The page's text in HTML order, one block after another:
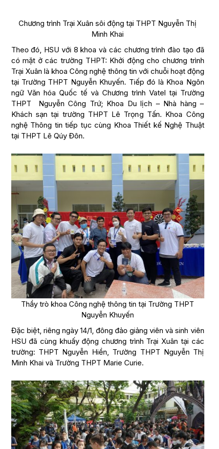
Chương trình Trại Xuân sôi động tại THPT Nguyễn Thị
Minh Khai
Theo đó, HSU với 8 khoa và các chương trình đào tạo đã
có mặt ở các trường THPT: Khởi động cho chương trình
Trại Xuân là khoa Công nghệ thông tin với chuỗi hoạt động
tại Trường THPT Nguyễn Khuyến. Tiếp đó là Khoa Ngôn
ngữ Văn hóa Quốc tế và Chương trình Vatel tại Trường
THPT Nguyễn Công Trứ; Khoa Du lịch – Nhà hàng –
Khách sạn tại trường THPT Lê Trọng Tấn. Khoa Công
nghệ Thông tin tiếp tục cùng Khoa Thiết kế Nghệ Thuật
tại THPT Lê Qúy Đôn.
Thầy trò khoa Công nghệ thông tin tại Trường THPT
Nguyễn Khuyến
Đặc biệt, riêng ngày 14/1, đông đảo giảng viên và sinh viên
HSU đã cùng khuấy động chương trình Trại Xuân tại các
trường: THPT Nguyễn Hiền, Trường THPT Nguyễn Thị
Minh Khai và Trường THPT Marie Curie.